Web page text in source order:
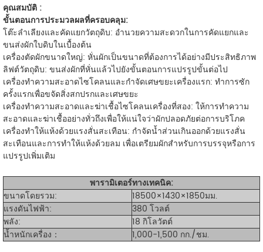
คุณสมบัติ :
ขั้นตอนการประมวลผลที่ครอบคลุม:
โต๊ะลำเลียงและคัดแยกวัตถุดิบ: อำนวยความสะดวกในการคัดแยกและ
ขนส่งผักใบดิบในเบื้องต้น
เครื่องตัดผักขนาดใหญ่: หั่นผักเป็นขนาดที่ต้องการได้อย่างมีประสิทธิภาพ
ลิฟต์วัตถุดิบ: ขนส่งผักที่หั่นแล้วไปยังขั้นตอนการแปรรูปขั้นต่อไป
เครื่องทำความสะอาดไซโคลนและกำจัดเศษขยะเครื่องแรก: ทำการซัก
ครั้งแรกเพื่อขจัดสิ่งสกปรกและเศษขยะ
เครื่องทำความสะอาดและฆ่าเชื้อไซโคลนเครื่องที่สอง: ให้การทำความ
สะอาดและฆ่าเชื้ออย่างทั่วถึงเพื่อให้แน่ใจว่าผักปลอดภัยต่อการบริโภค
เครื่องทำให้แห้งด้วยแรงสั่นสะเทือน: กำจัดน้ำส่วนเกินออกด้วยแรงสั่น
สะเทือนและการทำให้แห้งด้วยลม เพื่อเตรียมผักสำหรับการบรรจุหรือการ
แปรรูปเพิ่มเติม
พารามิเตอร์ทางเทคนิค:
ขนาดโดยรวม:
18500×1430×1850มม.
แรงดันไฟฟ้า:
380 โวลต์
พลัง:
18 กิโลวัตต์
น้ำหนักเครื่อง：
1,000-1,500 กก./ชม.